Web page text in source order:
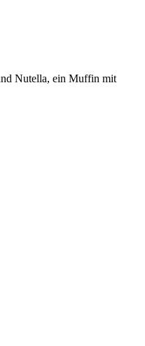
Nutella, ein Muffin mit